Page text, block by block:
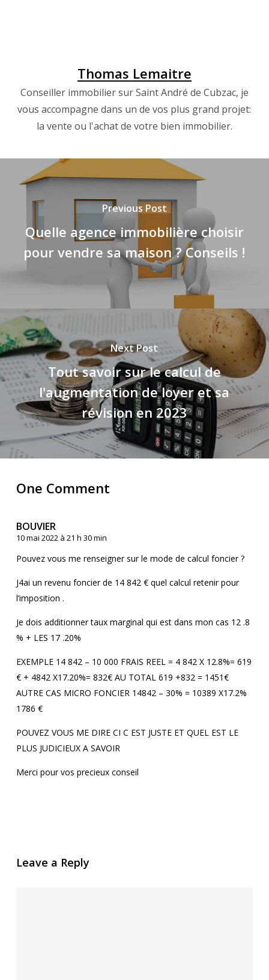
Thomas Lemaitre
Conseiller immobilier sur Saint André de Cubzac, je
vous accompagne dans un de vos plus grand projet:
la vente ou l'achat de votre bien immobilier.
Previous Post
Quelle agence immobilière choisir
pour vendre sa maison ? Conseils !
Next Post
Tout savoir sur le calcul de
l'augmentation de loyer et sa
révision en 2023
One Comment
BOUVIER
10 mai 2022 à 21 h 30 min
Pouvez vous me renseigner sur le mode de calcul foncier ?
J4ai un revenu foncier de 14 842 € quel calcul retenir pour
l’imposition .
Je dois additionner taux marginal qui est dans mon cas 12 .8
% + LES 17 .20%
EXEMPLE 14 842 – 10 000 FRAIS REEL = 4 842 X 12.8%= 619
€ + 4842 X17.20%= 832€ AU TOTAL 619 +832 = 1451€
AUTRE CAS MICRO FONCIER 14842 – 30% = 10389 X17.2%
1786 €
POUVEZ VOUS ME DIRE CI C EST JUSTE ET QUEL EST LE
PLUS JUDICIEUX A SAVOIR
Merci pour vos precieux conseil
Leave a Reply